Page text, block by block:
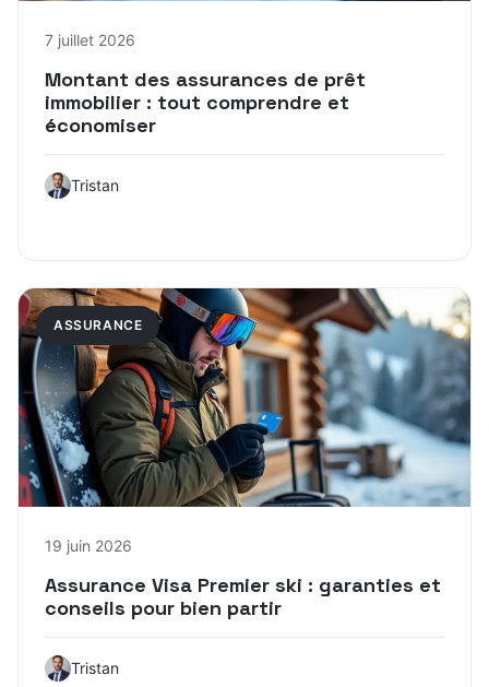
7 juillet 2026
Montant des assurances de prêt
immobilier : tout comprendre et
économiser
Tristan
ASSURANCE
19 juin 2026
Assurance Visa Premier ski : garanties et
conseils pour bien partir
Tristan